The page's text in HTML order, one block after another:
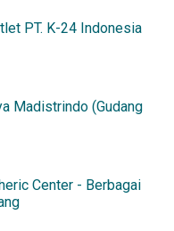
PT. K-24 Indonesia
Madistrindo (Gudang
Center - Berbagai